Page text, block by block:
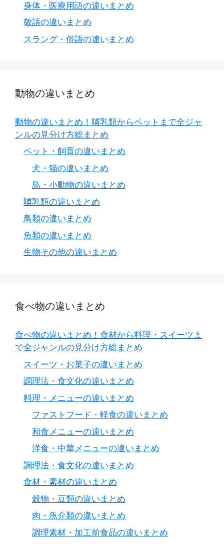
身体・医療用語の違いまとめ
敬語の違いまとめ
スラング・俗語の違いまとめ
動物の違いまとめ
動物の違いまとめ！哺乳類からペットまで全ジャ
ンルの見分け方総まとめ
ペット・飼育の違いまとめ
犬・猫の違いまとめ
鳥・小動物の違いまとめ
哺乳類の違いまとめ
鳥類の違いまとめ
魚類の違いまとめ
生物その他の違いまとめ
食べ物の違いまとめ
食べ物の違いまとめ！食材から料理・スイーツま
で全ジャンルの見分け方総まとめ
スイーツ・お菓子の違いまとめ
調理法・食文化の違いまとめ
料理・メニューの違いまとめ
ファストフード・軽食の違いまとめ
和食メニューの違いまとめ
洋食・中華メニューの違いまとめ
調理法・食文化の違いまとめ
食材・素材の違いまとめ
穀物・豆類の違いまとめ
肉・魚介類の違いまとめ
調理素材・加工前食品の違いまとめ